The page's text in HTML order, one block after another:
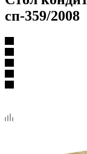
сп-359/2008